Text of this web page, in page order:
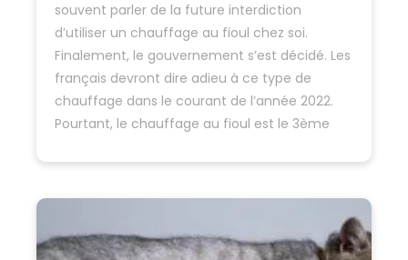
souvent parler de la future interdiction
d’utiliser un chauffage au fioul chez soi.
Finalement, le gouvernement s’est décidé. Les
français devront dire adieu à ce type de
chauffage dans le courant de l’année 2022.
Pourtant, le chauffage au fioul est le 3ème